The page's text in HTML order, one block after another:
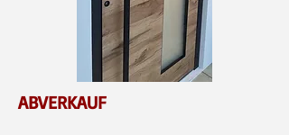
ABVERKAUF